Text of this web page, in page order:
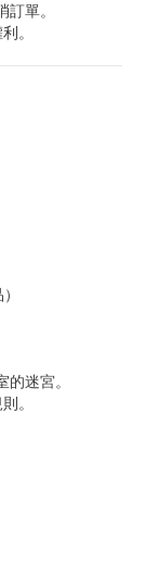
單。
。
迷宮。
。